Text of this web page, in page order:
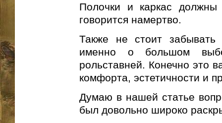
Полочки и каркас
говорится намертво.
Также не стоит
именно о большом
рольставней. Конечно это
комфорта, эстетичности и
Думаю в нашей статье
был довольно широко